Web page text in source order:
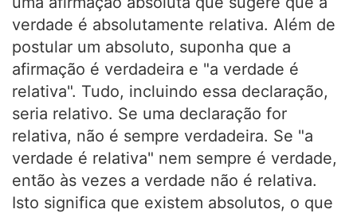
verdade é absolutamente relativa. Além de
postular um absoluto, suponha que a
afirmação é verdadeira e "a verdade é
relativa". Tudo, incluindo essa declaração,
seria relativo. Se uma declaração for
relativa, não é sempre verdadeira. Se "a
verdade é relativa" nem sempre é verdade,
então às vezes a verdade não é relativa.
Isto significa que existem absolutos, o que